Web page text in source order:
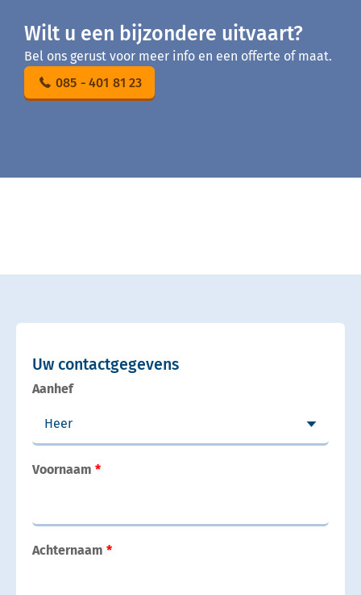
Wilt u een bijzondere uitvaart?
Bel ons gerust voor meer info en een offerte of maat.
085 - 401 81 23
Uw contactgegevens
Aanhef
Voornaam
Achternaam